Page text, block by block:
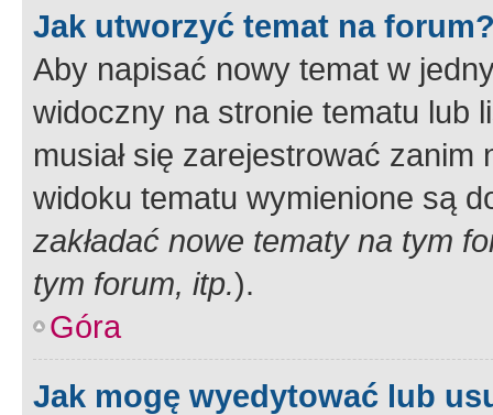
Jak utworzyć temat na
Aby napisać nowy temat w
widoczny na stronie tematu lub
musiał się zarejestrować
widoku tematu wymienione są
zakładać nowe tematy na tym
tym forum, itp.).
Góra
Jak mogę wyedytować lub